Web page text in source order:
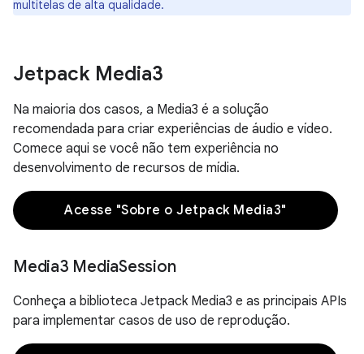
multitelas de alta qualidade.
Jetpack Media3
Na maioria dos casos, a Media3 é a solução
recomendada para criar experiências de áudio e vídeo.
Comece aqui se você não tem experiência no
desenvolvimento de recursos de mídia.
Acesse "Sobre o Jetpack Media3"
Media3 MediaSession
Conheça a biblioteca Jetpack Media3 e as principais APIs
para implementar casos de uso de reprodução.